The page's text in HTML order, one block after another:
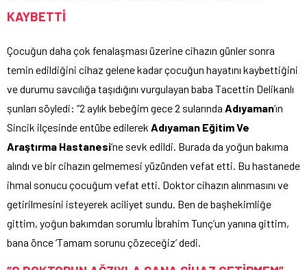
KAYBETTİ
Çocuğun daha çok fenalaşması üzerine cihazın günler sonra
temin edildiğini cihaz gelene kadar çocuğun hayatını kaybettiğini
ve durumu savcılığa taşıdığını vurgulayan baba Tacettin Delikanlı
şunları söyledi: “2 aylık bebeğim gece 2 sularında Adıyaman‘ın
Sincik ilçesinde entübe edilerek Adıyaman Eğitim Ve
Araştırma Hastanesi‘ne sevk edildi. Burada da yoğun bakıma
alındı ve bir cihazın gelmemesi yüzünden vefat etti. Bu hastanede
ihmal sonucu çocuğum vefat etti. Doktor cihazın alınmasını ve
getirilmesini isteyerek aciliyet sundu. Ben de başhekimliğe
gittim, yoğun bakımdan sorumlu İbrahim Tunç’un yanına gittim,
bana önce ‘Tamam sorunu çözeceğiz’ dedi.